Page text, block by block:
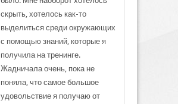
скрыть, хотелось как-то
выделиться среди окружающих
с помощью знаний, которые я
получила на тренинге.
Жадничала очень, пока не
поняла, что самое большое
удовольствие я получаю от